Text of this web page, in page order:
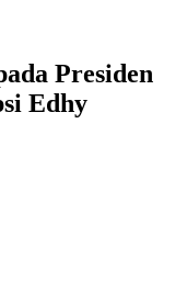
Presiden
Edhy